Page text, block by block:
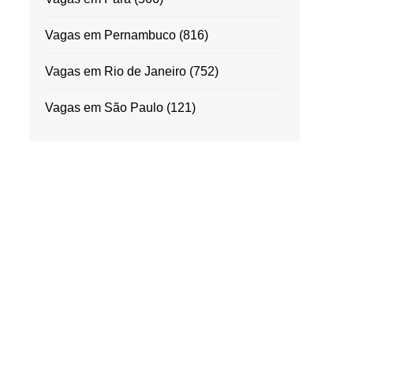
Vagas em Pernambuco(816)
Vagas em Rio de Janeiro(752)
Vagas em São Paulo(121)